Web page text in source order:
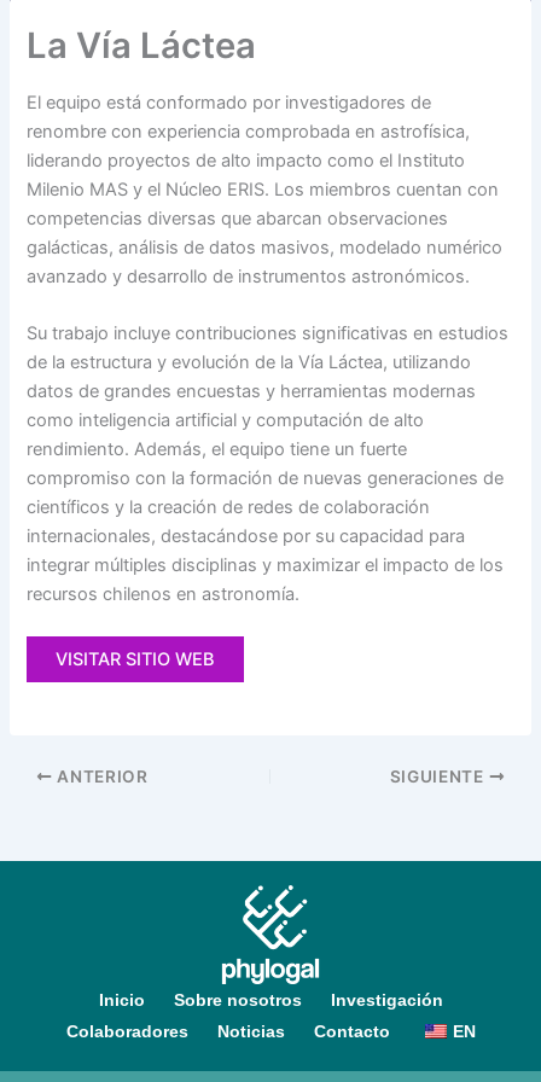
La Vía Láctea
El equipo está conformado por investigadores de
renombre con experiencia comprobada en astrofísica,
liderando proyectos de alto impacto como el Instituto
Milenio MAS y el Núcleo ERIS. Los miembros cuentan con
competencias diversas que abarcan observaciones
galácticas, análisis de datos masivos, modelado numérico
avanzado y desarrollo de instrumentos astronómicos.
Su trabajo incluye contribuciones significativas en estudios
de la estructura y evolución de la Vía Láctea, utilizando
datos de grandes encuestas y herramientas modernas
como inteligencia artificial y computación de alto
rendimiento. Además, el equipo tiene un fuerte
compromiso con la formación de nuevas generaciones de
científicos y la creación de redes de colaboración
internacionales, destacándose por su capacidad para
integrar múltiples disciplinas y maximizar el impacto de los
recursos chilenos en astronomía.
VISITAR SITIO WEB
ANTERIOR SIGUIENTE
Inicio Sobre nosotros
Investigación
Colaboradores
Noticias Contacto EN